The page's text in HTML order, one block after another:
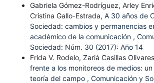
Gabriela Gómez-Rodríguez, Arley
Cristina Gallo-Estrada, A 30 años de
Sociedad: cambios y permanencias
académico de la comunicación ,
Sociedad: Núm. 30 (2017): Año 14
Frida V. Rodelo, Zariá Casillas
frente a los monitoreos de medios:
teoría del campo , Comunicación y